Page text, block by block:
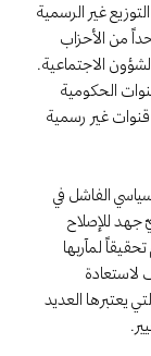
غير الرسمية
من الأحزاب
الاجتماعية.
الحكومية
غير رسمية
الفاشل في
جهد للإصلاح
لمآربها
لاستعادة
يعتبرها العديد